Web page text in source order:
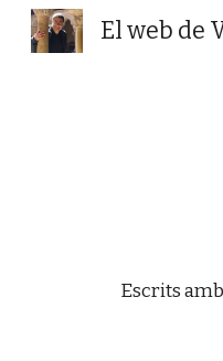
El web de
Escrits